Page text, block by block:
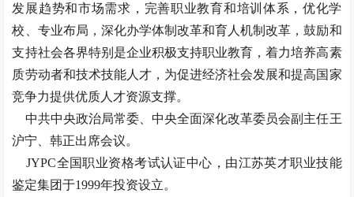
发展趋势和市场需求，完善职业教育和培训体系，优化学
校、专业布局，深化办学体制改革和育人机制改革，鼓励和
支持社会各界特别是企业积极支持职业教育，着力培养高素
质劳动者和技术技能人才，为促进经济社会发展和提高国家
竞争力提供优质人才资源支撑。
中共中央政治局常委、中央全面深化改革委员会副主任王
沪宁、韩正出席会议。
JYPC全国职业资格考试认证中心，由江苏英才职业技能
鉴定集团于1999年投资设立。